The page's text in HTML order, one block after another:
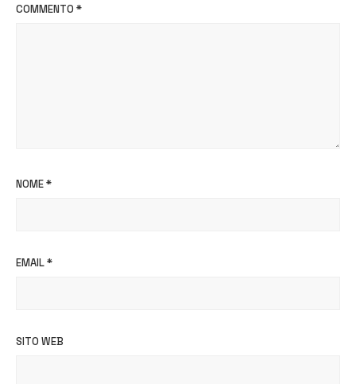
COMMENTO *
NOME*
EMAIL*
SITO WEB